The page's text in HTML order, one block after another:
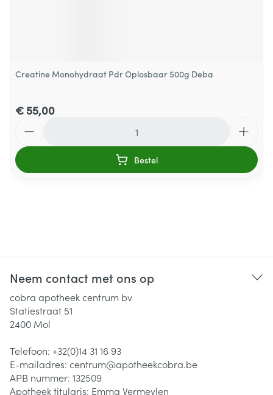
Creatine Monohydraat Pdr Oplosbaar 500g Deba
€ 55,00
Bestel
Neem contact met ons op
cobra apotheek centrum bv
Statiestraat 51
2400 Mol
Telefoon: +32(0)14 31 16 93
E-mailadres: centrum@apotheekcobra.be
APB nummer: 132509
Apotheek titularis: Emma Vermeylen